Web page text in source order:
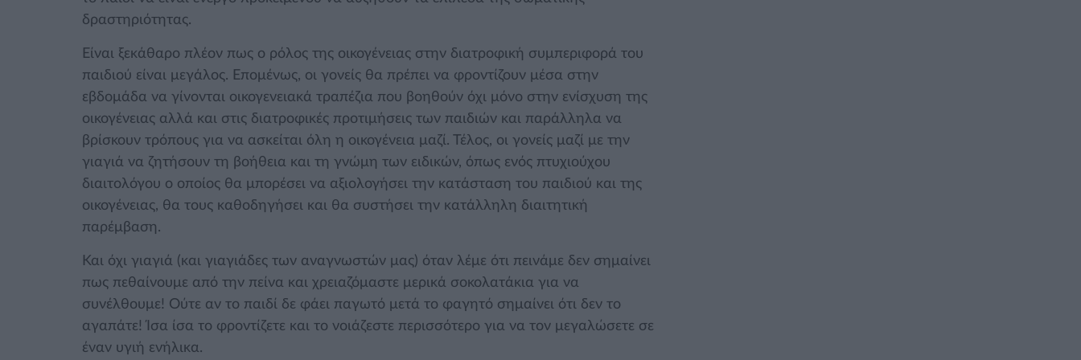
δραστηριότητας.
Είναι ξεκάθαρο πλέον πως ο ρόλος της οικογένειας στην διατροφική συμπεριφορά του
παιδιού είναι μεγάλος. Επομένως, οι γονείς θα πρέπει να φροντίζουν μέσα στην
εβδομάδα να γίνονται οικογενειακά τραπέζια που βοηθούν όχι μόνο στην ενίσχυση της
οικογένειας αλλά και στις διατροφικές προτιμήσεις των παιδιών και παράλληλα να
βρίσκουν τρόπους για να ασκείται όλη η οικογένεια μαζί. Τέλος, οι γονείς μαζί με την
γιαγιά να ζητήσουν τη βοήθεια και τη γνώμη των ειδικών, όπως ενός πτυχιούχου
διαιτολόγου ο οποίος θα μπορέσει να αξιολογήσει την κατάσταση του παιδιού και της
οικογένειας, θα τους καθοδηγήσει και θα συστήσει την κατάλληλη διαιτητική
παρέμβαση.
Και όχι γιαγιά (και γιαγιάδες των αναγνωστών μας) όταν λέμε ότι πεινάμε δεν σημαίνει
πως πεθαίνουμε από την πείνα και χρειαζόμαστε μερικά σοκολατάκια για να
συνέλθουμε! Ούτε αν το παιδί δε φάει παγωτό μετά το φαγητό σημαίνει ότι δεν το
αγαπάτε! Ίσα ίσα το φροντίζετε και το νοιάζεστε περισσότερο για να τον μεγαλώσετε σε
έναν υγιή ενήλικα.